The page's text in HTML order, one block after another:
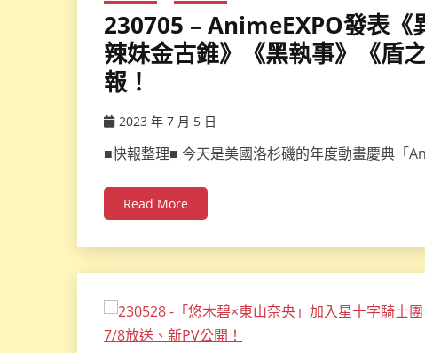
230705 – AnimeEXPO發表《
辣妹金古錐》《黑執事》《盾
報！
2023 年 7 月 5 日
■快報整理■ 今天是美國洛杉磯的年度動畫慶典「
Read More